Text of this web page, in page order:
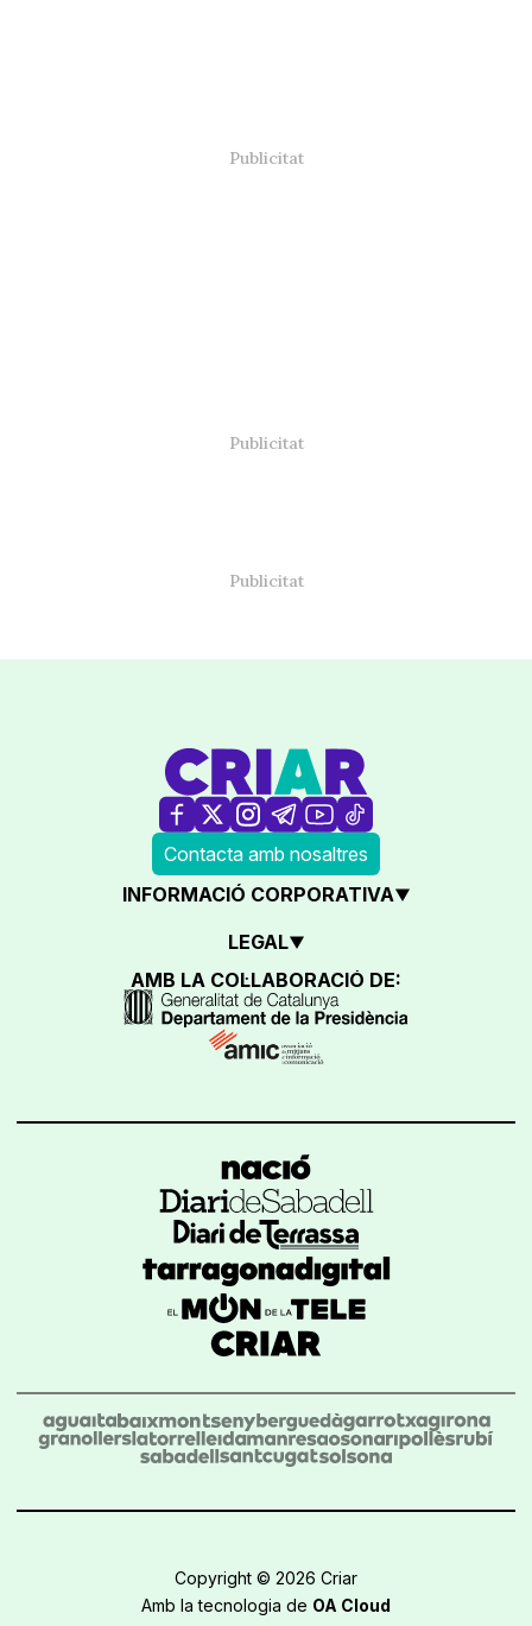
Contacta amb nosaltres
INFORMACIÓ CORPORATIVA
LEGAL
AMB LA COL·LABORACIÓ DE:
Copyright © 2026 Criar
Amb la tecnologia de OA Cloud